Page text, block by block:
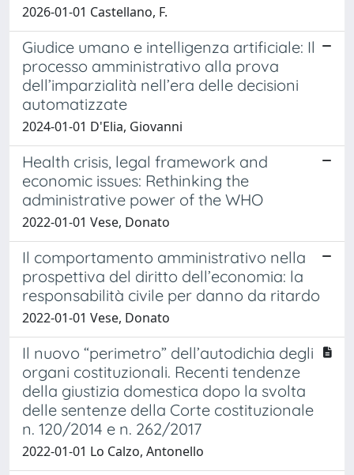
2026-01-01 Castellano, F.
Giudice umano e intelligenza artificiale: Il
processo amministrativo alla prova
dell’imparzialità nell’era delle decisioni
automatizzate
2024-01-01 D'Elia, Giovanni
Health crisis, legal framework and
economic issues: Rethinking the
administrative power of the WHO
2022-01-01 Vese, Donato
Il comportamento amministrativo nella
prospettiva del diritto dell’economia: la
responsabilità civile per danno da ritardo
2022-01-01 Vese, Donato
Il nuovo “perimetro” dell’autodichia degli
organi costituzionali. Recenti tendenze
della giustizia domestica dopo la svolta
delle sentenze della Corte costituzionale
n. 120/2014 e n. 262/2017
2022-01-01 Lo Calzo, Antonello